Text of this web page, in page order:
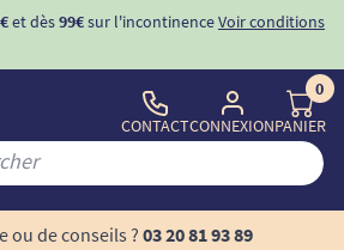
et dès99€sur l'incontinenceVoir conditions
CONTACTCONNEXION
0
PANIER
ou de conseils ? 03 20 81 93 89